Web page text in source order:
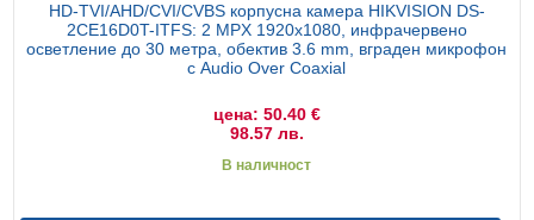
HD-TVI/AHD/CVI/CVBS корпусна камера HIKVISION DS-
2CE16D0T-ITFS: 2 MPX 1920x1080, инфрачервено
осветление до 30 метра, обектив 3.6 mm, вграден микрофон
с Audio Over Coaxial
цена: 50.40 €
98.57 лв.
В наличност